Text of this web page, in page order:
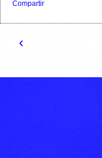
Compartir
‹